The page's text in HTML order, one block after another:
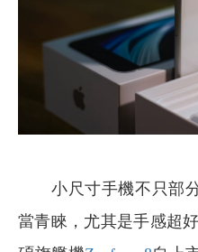
小尺寸手機不只部分
當青睞，尤其是手感超